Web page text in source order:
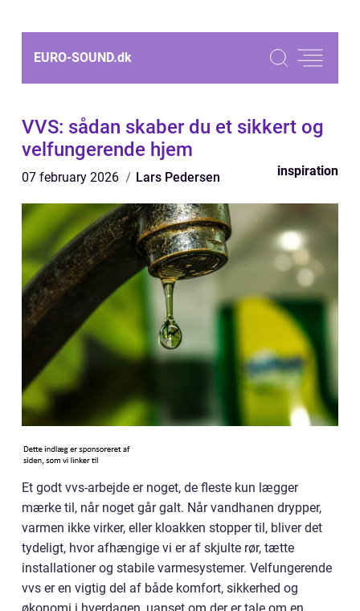
EURO-SOUND.dk
VVS: sådan skaber du et sikkert og
velfungerende hjem
07 february 2026 Lars Pedersen inspiration
Et godt vvs-arbejde er noget, de fleste kun lægger
mærke til, når noget går galt. Når vandhanen drypper,
varmen ikke virker, eller kloakken stopper til, bliver det
tydeligt, hvor afhængige vi er af skjulte rør, tætte
installationer og stabile varmesystemer. Velfungerende
vvs er en vigtig del af både komfort, sikkerhed og